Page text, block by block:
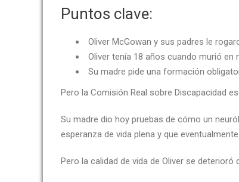
Puntos clave:
Oliver McGowan y sus padres le
Oliver tenía 18 años cuando murió en
Su madre pide una formación
Pero la Comisión Real sobre Discapacidad
Su madre dio hoy pruebas de cómo un
esperanza de vida plena y que
Pero la calidad de vida de Oliver se